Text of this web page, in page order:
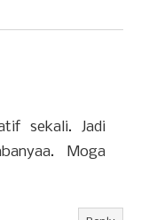
sekali. Jadi
Moga